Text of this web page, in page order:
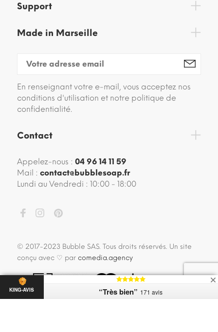
Support
Made in Marseille
En renseignant votre e-mail, vous acceptez nos
conditions d'utilisation et notre politique de
confidentialité.
Contact
Appelez-nous : 04 96 14 11 59
Mail : contact@bubblesoap.fr
Lundi au Vendredi : 10:00 - 18:00
© 2017-2023 Bubble SAS. Tous droits réservés. Un site
conçu avec ♡ par comedia.agency
KING-AVIS “Très bien” 171 avis